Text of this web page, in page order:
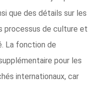
que des détails sur les
processus de culture et
La fonction de
pour les
internationaux, car